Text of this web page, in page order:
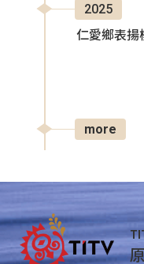
2025
仁愛鄉表揚
more